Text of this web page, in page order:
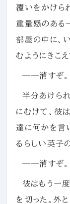
覆いをかけら
重量感のある
部屋の中に、
むようにきこえ
――消すぞ。
半分あけら
にむけて、彼
達に何かを言
るらしい英子
――消すぞ。
彼はもう一
を切った。外